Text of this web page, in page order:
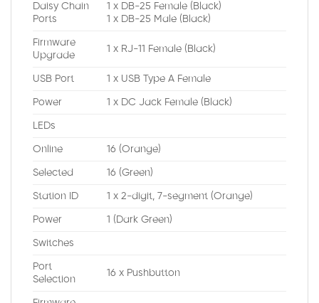
Daisy Chain
Ports
1 x DB-25 Female (Black)
1 x DB-25 Male (Black)
Firmware
Upgrade
1 x RJ-11 Female (Black)
USB Port 1 x USB Type A Female
Power 1 x DC Jack Female (Black)
LEDs
Online 16 (Orange)
Selected 16 (Green)
Station ID 1 x 2-digit, 7-segment (Orange)
Power 1 (Dark Green)
Switches
Port
Selection
16 x Pushbutton